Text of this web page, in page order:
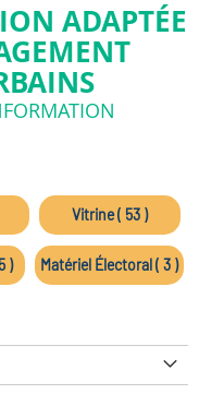
ADAPTÉE
Vitrine ( 53 )
) Matériel Électoral ( 3 )